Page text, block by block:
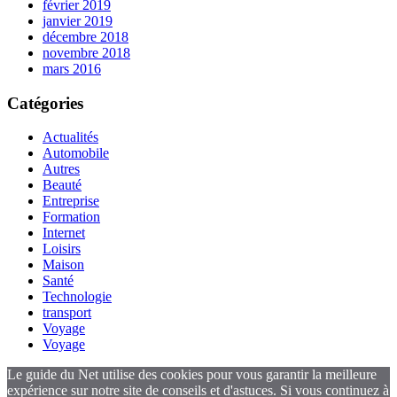
février 2019
janvier 2019
décembre 2018
novembre 2018
mars 2016
Catégories
Actualités
Automobile
Autres
Beauté
Entreprise
Formation
Internet
Loisirs
Maison
Santé
Technologie
transport
Voyage
Voyage
Le guide du Net utilise des cookies pour vous garantir la meilleure
expérience sur notre site de conseils et d'astuces. Si vous continuez à